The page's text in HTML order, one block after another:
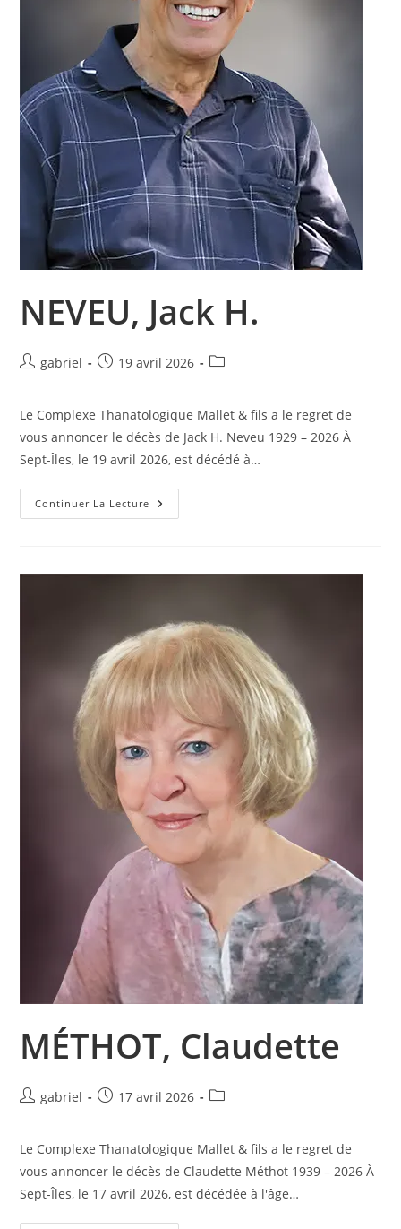
NEVEU, Jack H.
Auteur/autrice
publication :
gabriel
Publication
19 avril 2026
Post
Le Complexe Thanatologique Mallet & fils a le regret de
vous annoncer le décès de Jack H. Neveu 1929 – 2026 À
Sept-Îles, le 19 avril 2026, est décédé à…
Continuer La Lecture NEVEU,
Jack
MÉTHOT, Claudette
Auteur/autrice
publication :
gabriel
Publication
17 avril 2026
Post
Le Complexe Thanatologique Mallet & fils a le regret de
vous annoncer le décès de Claudette Méthot 1939 – 2026 À
Sept-Îles, le 17 avril 2026, est décédée à l'âge…